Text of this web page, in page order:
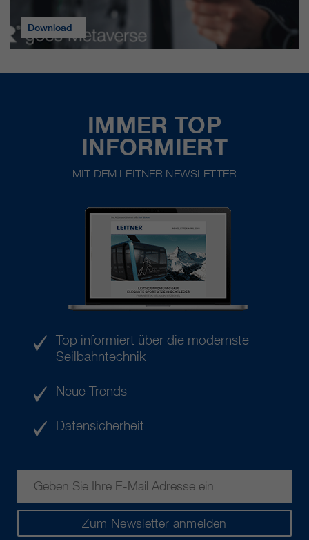
Download
IMMER TOP
INFORMIERT
MIT DEM LEITNER NEWSLETTER
Zum Newsletter anmelden
Top informiert über die modernste
Seilbahntechnik
Neue Trends
Datensicherheit